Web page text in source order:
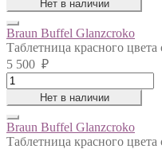
GAUCHO
слоновая
кость
quantity
Нет в наличии
Braun Buffel Glanzcroko
Таблетница красного цвета
5 500 ₽
Braun
Buffel
Glanzcroko
quantity
Нет в наличии
Braun Buffel Glanzcroko
Таблетница красного цвета